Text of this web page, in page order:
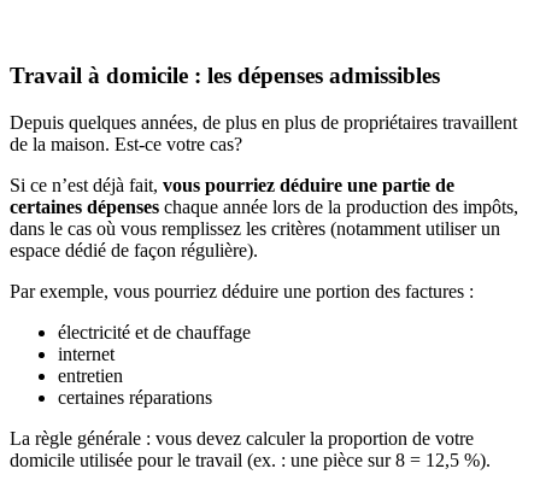
Travail à domicile : les dépenses admissibles
Depuis quelques années, de plus en plus de propriétaires travaillent
de la maison. Est-ce votre cas?
Si ce n’est déjà fait, vous pourriez déduire une partie de
certaines dépenses chaque année lors de la production des impôts,
dans le cas où vous remplissez les critères (notamment utiliser un
espace dédié de façon régulière).
Par exemple, vous pourriez déduire une portion des factures :
électricité et de chauffage
internet
entretien
certaines réparations
La règle générale : vous devez calculer la proportion de votre
domicile utilisée pour le travail (ex. : une pièce sur 8 = 12,5 %).